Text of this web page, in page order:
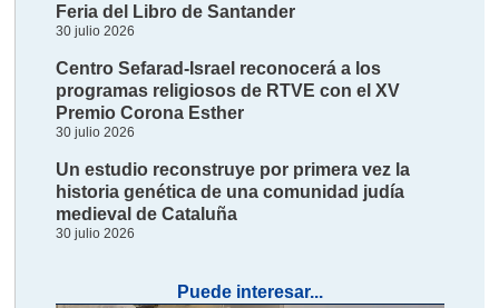
Feria del Libro de Santander
30 julio 2026
Centro Sefarad-Israel reconocerá a los
programas religiosos de RTVE con el XV
Premio Corona Esther
30 julio 2026
Un estudio reconstruye por primera vez la
historia genética de una comunidad judía
medieval de Cataluña
30 julio 2026
Puede interesar...